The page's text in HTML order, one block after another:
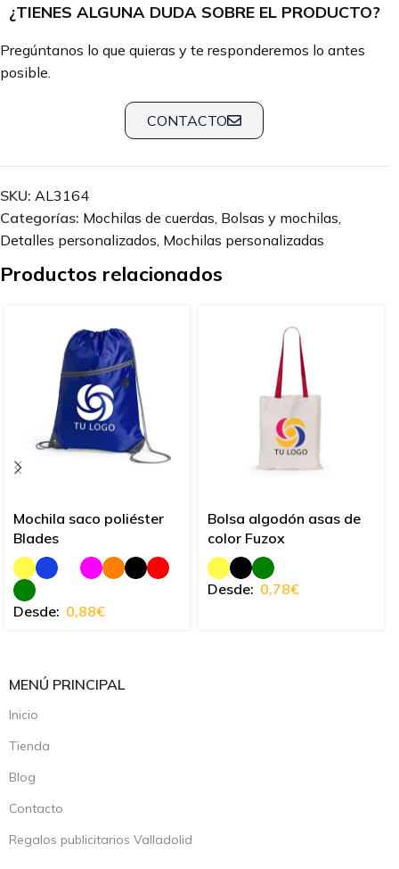
¿TIENES ALGUNA DUDA SOBRE EL PRODUCTO?
Pregúntanos lo que quieras y te responderemos lo antes
posible.
CONTACTO
SKU: AL3164
Categorías: Mochilas de cuerdas, Bolsas y mochilas,
Detalles personalizados, Mochilas personalizadas
Productos relacionados
Mochila saco poliéster
Blades
Desde: 0,88€
Bolsa algodón asas de
color Fuzox
Desde: 0,78€
MENÚ PRINCIPAL
Inicio
Tienda
Blog
Contacto
Regalos publicitarios Valladolid